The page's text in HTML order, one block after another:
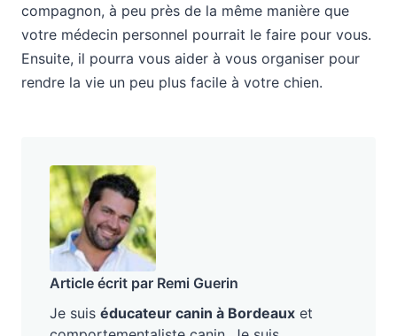
compagnon, à peu près de la même manière que
votre médecin personnel pourrait le faire pour vous.
Ensuite, il pourra vous aider à vous organiser pour
rendre la vie un peu plus facile à votre chien.
Article écrit par Remi Guerin
Je suis éducateur canin à Bordeaux et